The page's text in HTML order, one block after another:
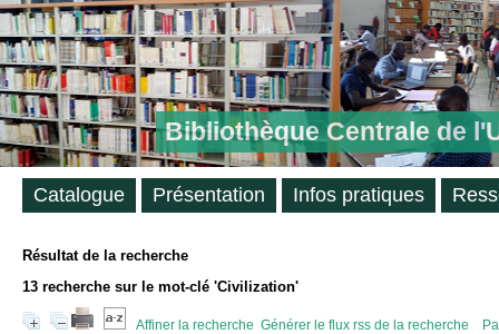
Bibliothèque Centrale de
Résultat de la recherche
13 recherche sur le mot-clé 'Civilization'
Affiner la recherche Générer le flux rss de la recherche
Catalogue Présentation Infos pratiques